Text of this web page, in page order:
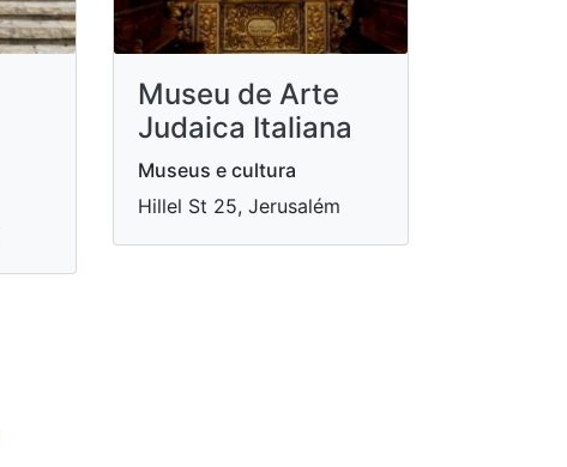
Museu de Arte
Judaica Italiana
Museus e cultura
Hillel St 25, Jerusalém